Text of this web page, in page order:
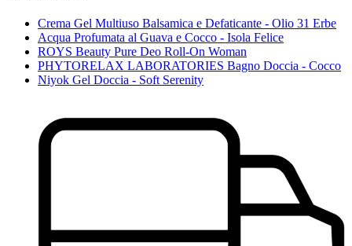
Crema Gel Multiuso Balsamica e Defaticante - Olio 31 Erbe
Acqua Profumata al Guava e Cocco - Isola Felice
ROYS Beauty Pure Deo Roll-On Woman
PHYTORELAX LABORATORIES Bagno Doccia - Cocco
Niyok Gel Doccia - Soft Serenity